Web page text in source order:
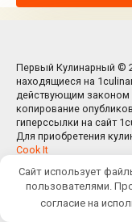
Первый Кулинарный ©
находящиеся на
действующим законом
копирование
гиперссылки на сайт
Для приобретения
Cook It
Сайт использует
пользователями.
согласие на